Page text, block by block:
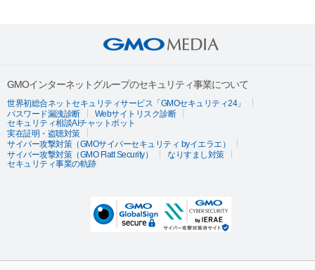
GMOインターネットグループのセキュリティ事業について
世界初総合ネットセキュリティサービス「GMOセキュリティ24」
パスワード漏洩診断
Webサイトリスク診断
セキュリティ相談AIチャットボット
実在証明・盗聴対策
サイバー攻撃対策（GMOサイバーセキュリティ byイエラエ）
サイバー攻撃対策（GMO Flatt Security）
なりすまし対策
セキュリティ事業の軌跡